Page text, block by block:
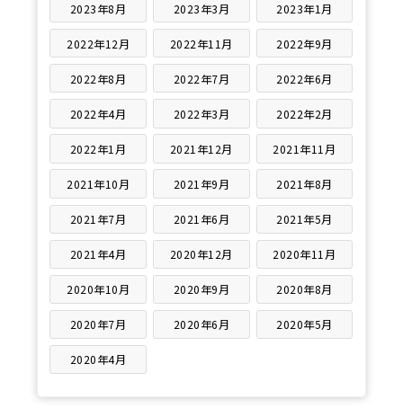
2023年8月 2023年3月 2023年1月
2022年12月 2022年11月 2022年9月
2022年8月 2022年7月 2022年6月
2022年4月 2022年3月 2022年2月
2022年1月 2021年12月 2021年11月
2021年10月 2021年9月 2021年8月
2021年7月 2021年6月 2021年5月
2021年4月 2020年12月 2020年11月
2020年10月 2020年9月 2020年8月
2020年7月 2020年6月 2020年5月
2020年4月